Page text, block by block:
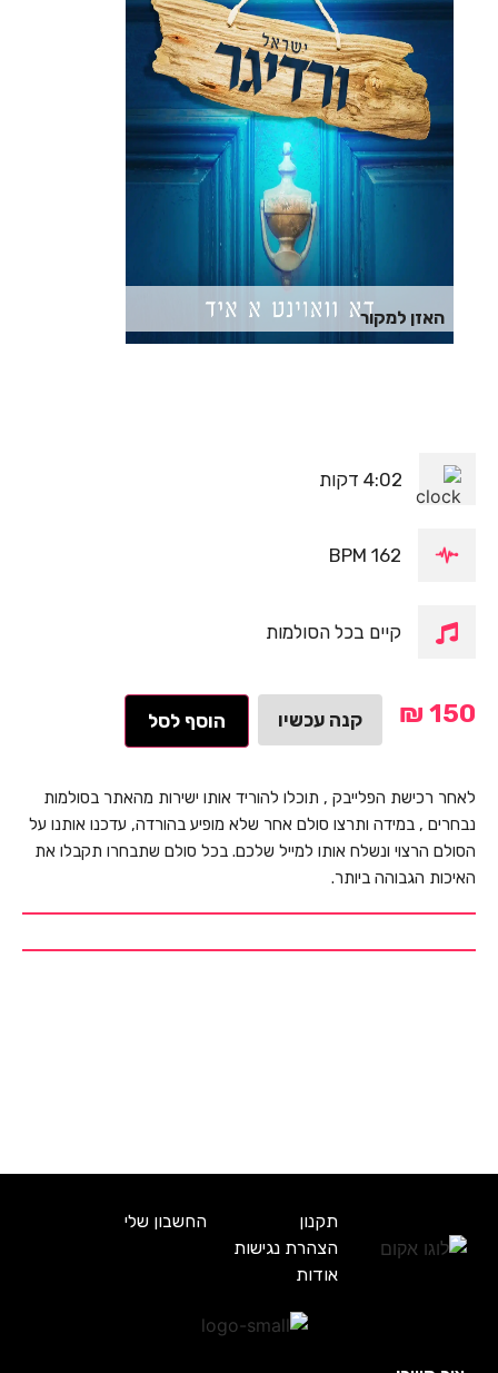
האזן למקור
4:02 דקות
162 BPM
קיים בכל הסולמות
₪ 150 קנה עכשיו הוסף לסל
לאחר רכישת הפלייבק , תוכלו להוריד אותו ישירות מהאתר בסולמות
נבחרים , במידה ותרצו סולם אחר שלא מופיע בהורדה, עדכנו אותנו על
הסולם הרצוי ונשלח אותו למייל שלכם. בכל סולם שתבחרו תקבלו את
האיכות הגבוהה ביותר.
תקנון
החשבון שלי
הצהרת נגישות
אודות